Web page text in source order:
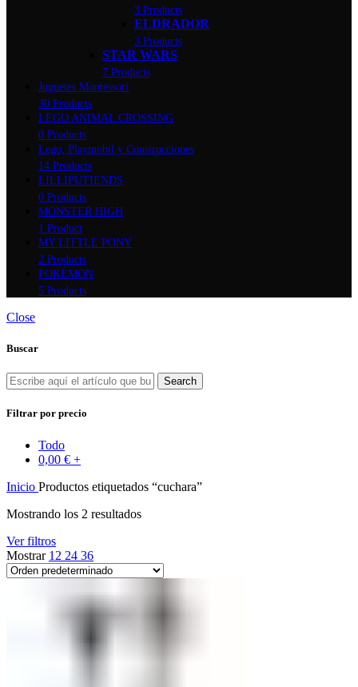
3 Products
ELDRADOR
3 Products
STAR WARS
7 Products
Juguetes Montessori
30 Products
LEGO ANIMAL CROSSING
0 Products
Lego, Playmobil y Construcciones
14 Products
LILLIPUTIENDS
0 Products
MONSTER HIGH
1 Product
MY LITTLE PONY
2 Products
POKÉMON
5 Products
Close
Buscar
Search
Filtrar por precio
Todo
0,00 € +
Inicio Productos etiquetados “cuchara”
Mostrando los 2 resultados
Ver filtros
Mostrar 12 24 36